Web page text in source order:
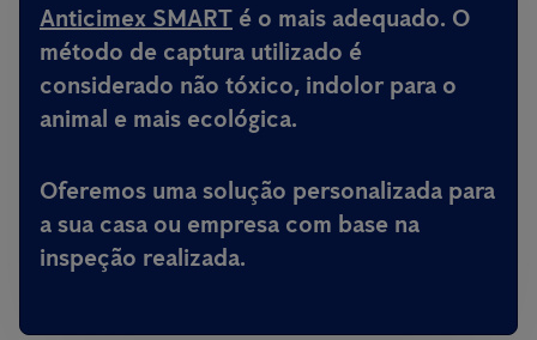
Anticimex SMART é o mais adequado. O
método de captura utilizado é
considerado não tóxico, indolor para o
animal e mais ecológica.
Oferemos uma solução personalizada para
a sua casa ou empresa com base na
inspeção realizada.